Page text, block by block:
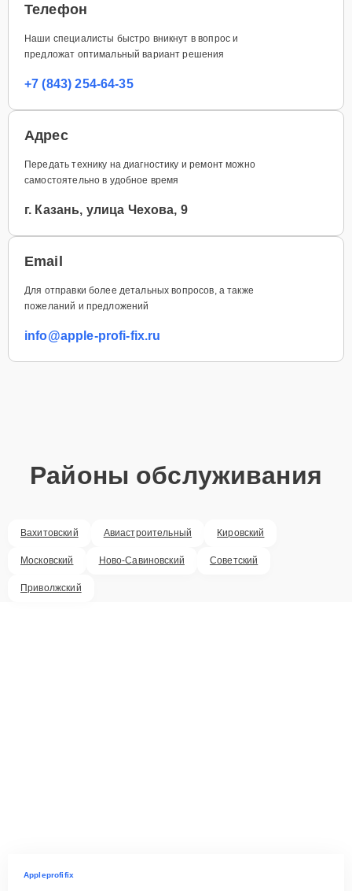
Телефон
Наши специалисты быстро вникнут в вопрос и
предложат оптимальный вариант решения
+7 (843) 254-64-35
Адрес
Передать технику на диагностику и ремонт можно
самостоятельно в удобное время
г. Казань, улица Чехова, 9
Email
Для отправки более детальных вопросов, а также
пожеланий и предложений
info@apple-profi-fix.ru
Районы обслуживания
Вахитовский Авиастроительный Кировский
Московский Ново-Савиновский Советский
Приволжский
Appleprofifix